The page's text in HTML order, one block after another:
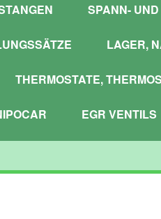
SPANN-
LAGER,
THERMOSTATE,
EGR VENTILS